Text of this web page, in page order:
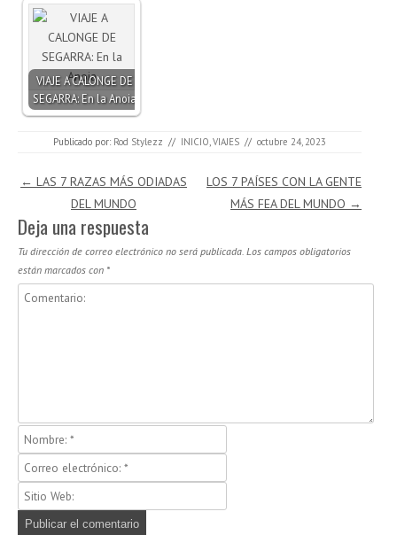
VIAJE A CALONGE DE
SEGARRA: En la Anoia
Publicado por: Rod Stylezz // INICIO VIAJES // octubre 24, 2023
Navegación de entradas
← LAS 7 RAZAS MÁS ODIADAS
DEL MUNDO
LOS 7 PAÍSES CON LA GENTE
MÁS FEA DEL MUNDO →
Deja una respuesta
Tu dirección de correo electrónico no será publicada. Los campos obligatorios
están marcados con *